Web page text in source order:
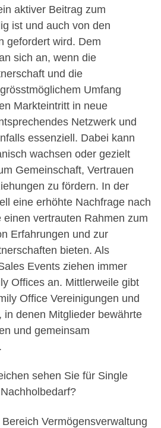
aktiver Beitrag zum
ist und auch von den
gefordert wird. Dem
sich an, wenn die
und die
Umfang
Markteintritt in neue
Netzwerk und
essenziell. Dabei kann
wachsen oder gezielt
Gemeinschaft, Vertrauen
zu fördern. In der
eine erhöhte Nachfrage nach
vertrauten Rahmen zum
Erfahrungen und zur
bieten. Als
Events ziehen immer
Offices an. Mittlerweile gibt
Office Vereinigungen und
in denen Mitglieder bewährte
und gemeinsam
sehen Sie für Single
Bereich Vermögensverwaltung